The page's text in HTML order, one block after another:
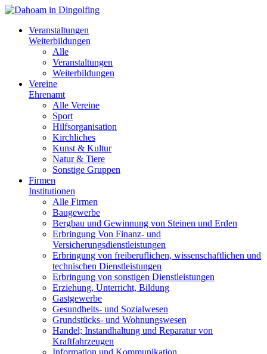
Veranstaltungen
Weiterbildungen
Alle
Veranstaltungen
Weiterbildungen
Vereine
Ehrenamt
Alle Vereine
Sport
Hilfsorganisation
Kirchliches
Kunst & Kultur
Natur & Tiere
Sonstige Gruppen
Firmen
Institutionen
Alle Firmen
Baugewerbe
Bergbau und Gewinnung von Steinen und Erden
Erbringung Von Finanz- und
Versicherungsdienstleistungen
Erbringung von freiberuflichen, wissenschaftlichen und
technischen Dienstleistungen
Erbringung von sonstigen Dienstleistungen
Erziehung, Unterricht, Bildung
Gastgewerbe
Gesundheits- und Sozialwesen
Grundstücks- und Wohnungswesen
Handel; Instandhaltung und Reparatur von
Kraftfahrzeugen
Information und Kommunikation